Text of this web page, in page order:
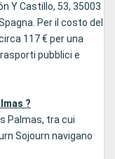
Y Castillo, 53, 35003
Per il costo del
117 € per una
pubblici e
?
Palmas, tra cui
Sojourn navigano